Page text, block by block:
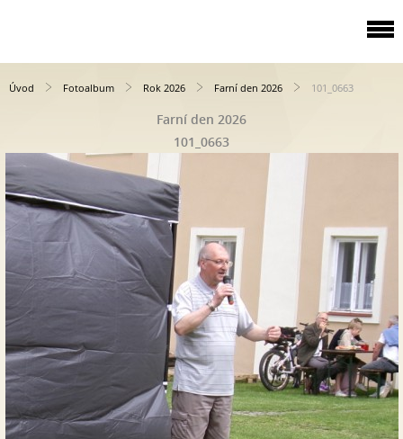
Úvod Fotoalbum Rok 2026 Farní den 2026 101_0663
Farní den 2026
101_0663